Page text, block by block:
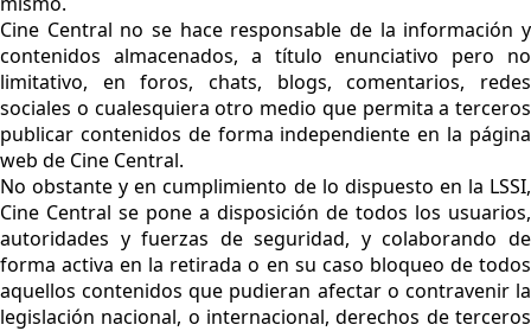
Cine Central no se hace responsable de la información y
contenidos almacenados, a título enunciativo pero no
limitativo, en foros, chats, blogs, comentarios, redes
sociales o cualesquiera otro medio que permita a terceros
publicar contenidos de forma independiente en la página
web de Cine Central.
No obstante y en cumplimiento de lo dispuesto en la LSSI,
Cine Central se pone a disposición de todos los usuarios,
autoridades y fuerzas de seguridad, y colaborando de
forma activa en la retirada o en su caso bloqueo de todos
aquellos contenidos que pudieran afectar o contravenir la
legislación nacional, o internacional, derechos de terceros